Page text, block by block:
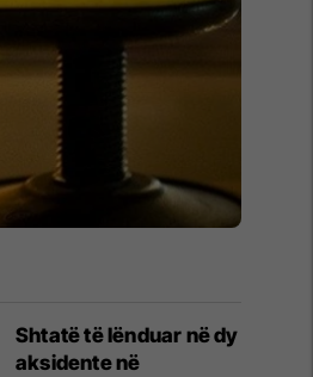
Shtatë të lënduar në dy
aksidente në